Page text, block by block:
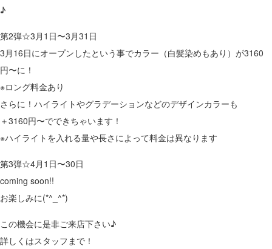
♪
第2弾☆3月1日〜3月31日
3月16日にオープンしたという事でカラー（白髪染めもあり）が3160
円〜に！
※ロング料金あり
さらに！ハイライトやグラデーションなどのデザインカラーも
＋3160円〜でできちゃいます！
※ハイライトを入れる量や長さによって料金は異なります
第3弾☆4月1日〜30日
coming soon!!
お楽しみに(*^_^*)
この機会に是非ご来店下さい♪
詳しくはスタッフまで！